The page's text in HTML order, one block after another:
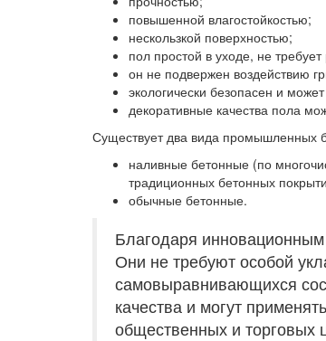
повышенной влагостойкостью;
нескользкой поверхностью;
пол простой в уходе, не
он не подвержен воздействию
экологически безопасен и
декоративные качества пола
Существует два вида промышленных
наливные бетонные (по
традиционных бетонных
обычные бетонные.
Благодаря
Они не требуют особой
самовыравнивающихся
качества и могут
общественных и торговых